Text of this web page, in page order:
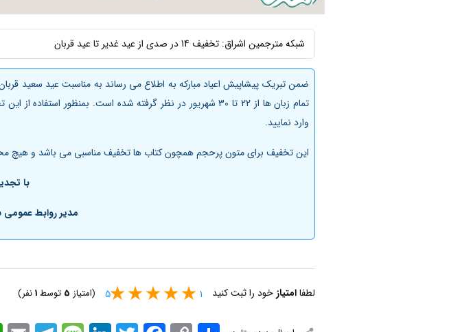
شبکه مترجمین اشراق: تخفیف 14 در صدی از عید غدیر تا عید قربان
وارد نمایید.
این تخفیف برای متون پرحجم همچون کتاب ها تخفیف مناسبی می باشد و هیچ
با
مدیر روابط عمومی
لطفاامتیاز خود را ثبت کنید 1
5 (امتیاز 5 توسط1نفر)
EmailTelegramMessageLinkedInTwitterFacebook Copy اشتراک